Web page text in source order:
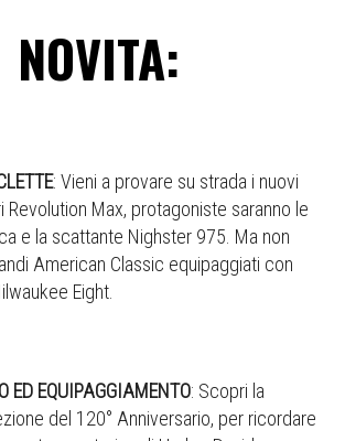
NOVITA:
: Vieni a provare su strada i nuovi
Max, protagoniste saranno le
e la scattante Nighster 975. Ma non
American Classic equipaggiati con
Eight.
ED EQUIPAGGIAMENTO: Scopri la
del 120° Anniversario, per ricordare